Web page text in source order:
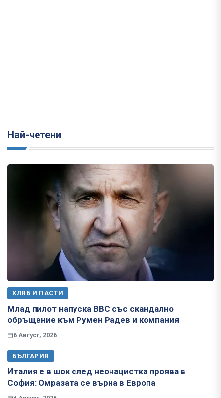
Най-четени
ХЛЯБ И ПАСТИ
Млад пилот напуска ВВС със скандално
обръщение към Румен Радев и компания
6 Август, 2026
БЪЛГАРИЯ
Италия е в шок след неонацистка проява в
София: Омразата се върна в Европа